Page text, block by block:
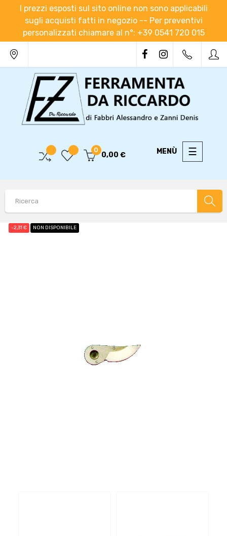
I prezzi esposti sul sito online non sono applicabili
sugli acquisti fatti in negozio -- Per preventivi
personalizzati chiamare al n°: +39 0541 720 015
Toggle
☰
0
0,00 €
-2,31 € NON DISPONIBILE